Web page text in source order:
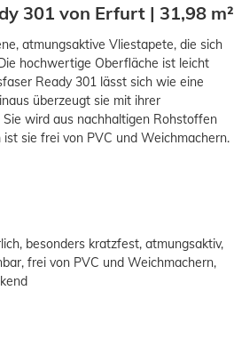
301 von Erfurt | 31,98 m²
atmungsaktive Vliestapete, die sich
hochwertige Oberfläche ist leicht
Ready 301 lässt sich wie eine
überzeugt sie mit ihrer
wird aus nachhaltigen Rohstoffen
sie frei von PVC und Weichmachern.
besonders kratzfest, atmungsaktiv,
frei von PVC und Weichmachern,